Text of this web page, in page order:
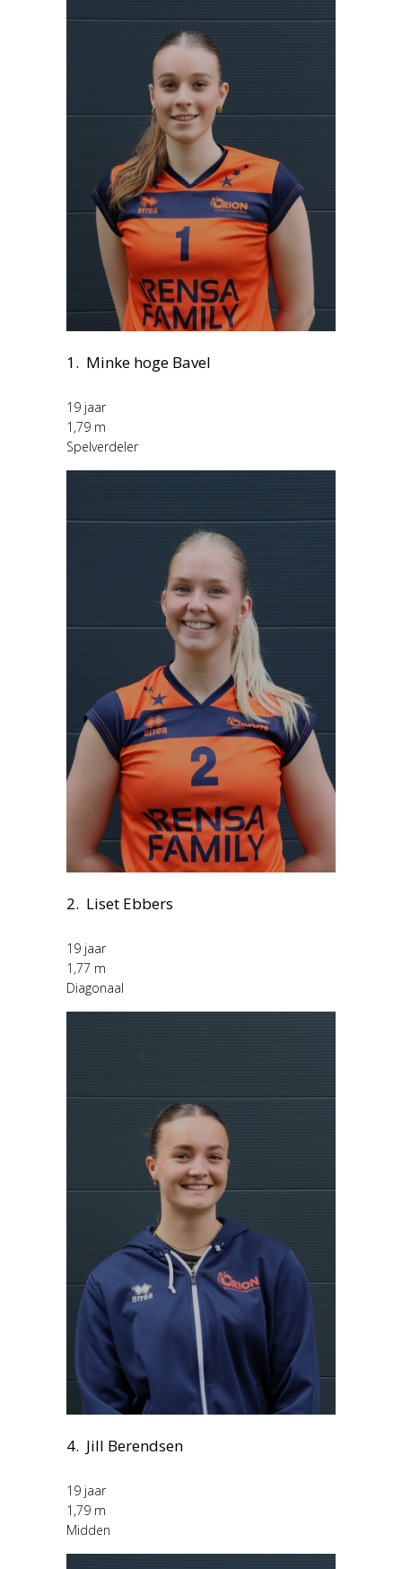
1. Minke hoge Bavel
19 jaar
1,79 m
Spelverdeler
2. Liset Ebbers
19 jaar
1,77 m
Diagonaal
4. Jill Berendsen
19 jaar
1,79 m
Midden